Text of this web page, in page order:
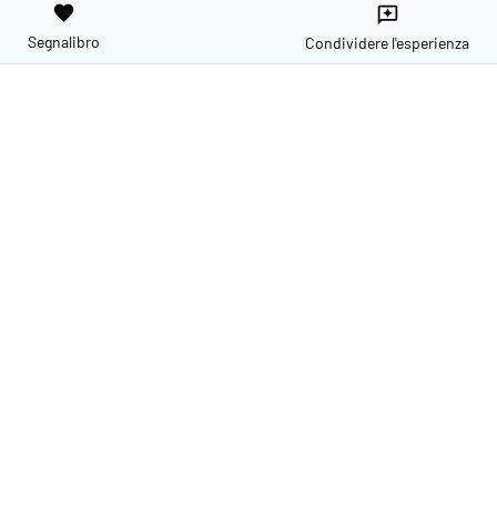
favorite
Segnalibro
reviews
Condividere l'esperienza